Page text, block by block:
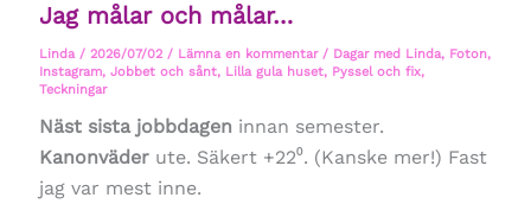
Jag målar och målar…
Linda / 2026/07/02 / Lämna en kommentar / Dagar med Linda, Foton,
Instagram, Jobbet och sånt, Lilla gula huset, Pyssel och fix,
Teckningar
Näst sista jobbdagen innan semester.
Kanonväderute. Säkert +22⁰. (Kanske mer!) Fast
jag var mest inne.